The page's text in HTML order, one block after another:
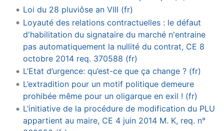
Loi du 28 pluviôse an VIII (fr)
Loyauté des relations contractuelles : le défaut
d'habilitation du signataire du marché n'entraine
pas automatiquement la nullité du contrat, CE 8
octobre 2014 req. 370588 (fr)
L’Etat d’urgence: qu’est-ce que ça change ? (fr)
L’extradition pour un motif politique demeure
prohibée même pour un oligarque en exil ! (fr)
L’initiative de la procédure de modification du PLU
appartient au maire, CE 4 juin 2014 M. K, req. n°